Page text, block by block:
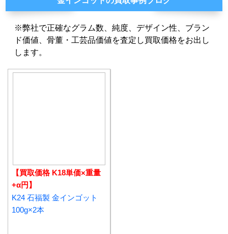
※弊社で正確なグラム数、純度、デザイン性、ブラン
ド価値、骨董・工芸品価値を査定し買取価格をお出し
します。
【買取価格 K18単価×重量
+α円】
K24 石福製 金インゴット
100g×2本